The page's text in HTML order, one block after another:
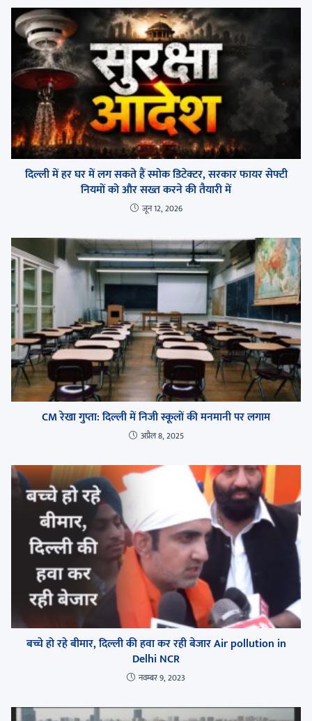
दिल्ली में हर घर में लग सकते हैं स्मोक डिटेक्टर, सरकार फायर सेफ्टी
नियमों को और सख्त करने की तैयारी में
जून 12, 2026
CM रेखा गुप्ता: दिल्ली में निजी स्कूलों की मनमानी पर लगाम
अप्रैल 8, 2025
बच्चे हो रहे बीमार, दिल्ली की हवा कर रही बेजार Air pollution in
Delhi NCR
नवम्बर 9, 2023